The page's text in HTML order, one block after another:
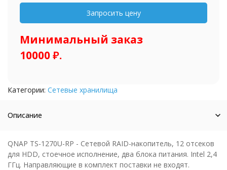
Минимальный заказ
10000 ₽.
Категории: Сетевые хранилища
Описание
QNAP TS-1270U-RP - Сетевой RAID-накопитель, 12 отсеков
для HDD, стоечное исполнение, два блока питания. Intel 2,4
ГГц. Направляющие в комплект поставки не входят.